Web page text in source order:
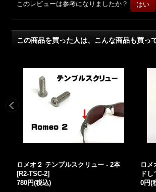
このレビューは参考になりましたか？
この商品を買った人は、こんな商品も買っ
ロメオ２ テンプルスクリュー - 2本
[R2-TSC-2]
780円(税込)
ロ
ド
0円(